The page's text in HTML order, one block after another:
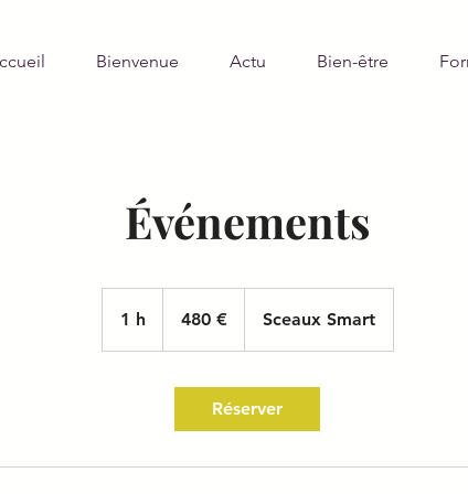
Bienvenue Actu Bien-être
Événements
1 h 480 € Sceaux Smart
Réserver